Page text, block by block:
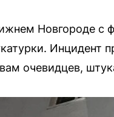
Новгороде с
Инцидент
очевидцев,